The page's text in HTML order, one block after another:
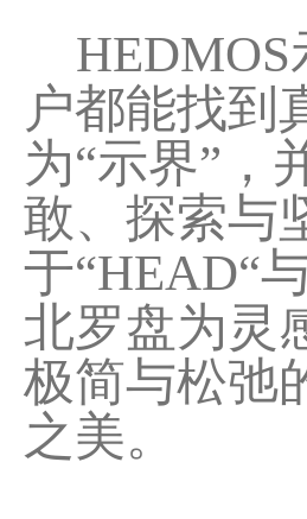
HEDMOS
户都能找到
为“示界”，
敢、探索与
于“HEAD“
北罗盘为灵
极简与松弛
之美。